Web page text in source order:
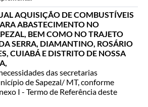
AQUISIÇÃO DE COMBUSTÍVEIS
ABASTECIMENTO NO
BEM COMO NO TRAJETO
SERRA, DIAMANTINO, ROSÁRIO
CUIABÁ E DISTRITO DE NOSSA
das secretarias
de Sapezal/ MT, conforme
I - Termo de Referência deste